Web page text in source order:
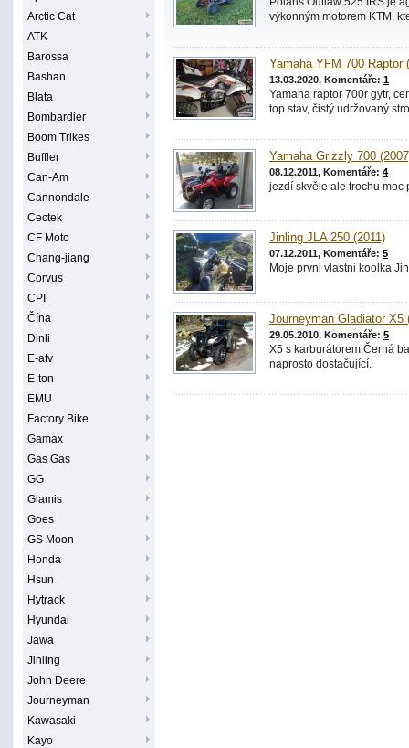
Arctic Cat
ATK
Barossa
Bashan
Blata
Bombardier
Boom Trikes
Buffler
Can-Am
Cannondale
Cectek
CF Moto
Chang-jiang
Corvus
CPI
Čína
Dinli
E-atv
E-ton
EMU
Factory Bike
Gamax
Gas Gas
GG
Glamis
Goes
GS Moon
Honda
Hsun
Hytrack
Hyundai
Jawa
Jinling
John Deere
Journeyman
Kawasaki
Kayo
výkonným motorem KTM,
Yamaha YFM 700 Raptor
13.03.2020, Komentáře: 1
Yamaha raptor 700r gytr,
top stav, čistý udržovaný
Yamaha Grizzly 700
08.12.2011, Komentáře: 4
jezdí skvěle ale trochu moc
Jinling JLA 250 (2011)
07.12.2011, Komentáře: 5
Moje prvni vlastni koolka
Journeyman Gladiator X5
29.05.2010, Komentáře: 5
X5 s karburátorem.Černá
naprosto dostačující.